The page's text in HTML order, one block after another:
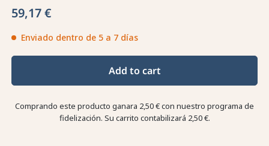
59,17 €
Enviado dentro de 5 a 7 días
Add to cart
Comprando este producto ganara 2,50 €con nuestro programa de
fidelización. Su carrito contabilizará 2,50 €.